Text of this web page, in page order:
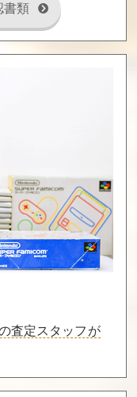
買取価格
8,240
ソープパニック
書類
査定スタッフが